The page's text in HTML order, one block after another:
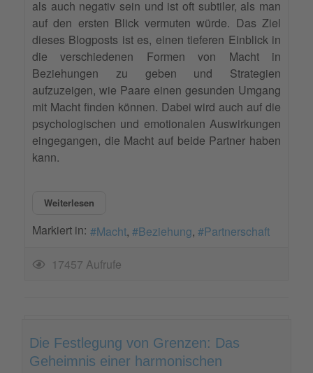
als auch negativ sein und ist oft subtiler, als man
auf den ersten Blick vermuten würde. Das Ziel
dieses Blogposts ist es, einen tieferen Einblick in
die verschiedenen Formen von Macht in
Beziehungen zu geben und Strategien
aufzuzeigen, wie Paare einen gesunden Umgang
mit Macht finden können. Dabei wird auch auf die
psychologischen und emotionalen Auswirkungen
eingegangen, die Macht auf beide Partner haben
kann.
Weiterlesen
Markiert in: Macht Beziehung Partnerschaft
17457 Aufrufe
Die Festlegung von Grenzen: Das
Geheimnis einer harmonischen